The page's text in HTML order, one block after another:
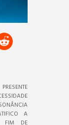
A
FIM DE